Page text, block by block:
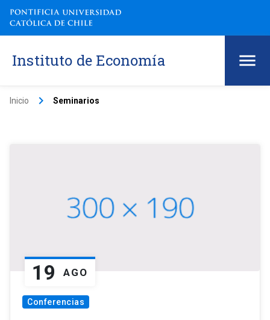
Instituto de Economía
Inicio keyboard_arrow_right Seminarios
19 AGO
Conferencias